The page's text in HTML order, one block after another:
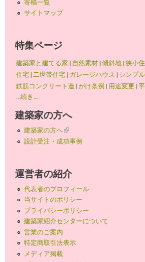
サイトマップ
特集ページ
建築家と建てる家 | 自然素材|傾斜地|狭小
住宅|二世帯住宅| ガレージハウス | シンプ
鉄筋コンクリート造 |がけ条例 | 用途変更 |
...続き...
建築家の方へ
建築家の方へ(link is external)
設計受注・成功事例
運営者の紹介
代表者のプロフィール
当サイトのポリシー
プライバシーポリシー
建築家紹介センターについて
営業のご案内
特定商取引法表示
メディア掲載